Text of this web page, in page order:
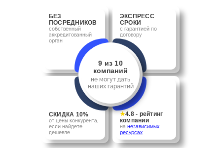
БЕЗ
ПОСРЕДНИКОВ
собственный
аккредитованный
орган
ЭКСПРЕСС
СРОКИ
с гарантией по
договору
9 из 10
компаний
не могут дать
наших гарантий
СКИДКА 10%
от цены конкурента,
если найдете
дешевле
★4.8 - рейтинг
компании
на независимых
ресурсах